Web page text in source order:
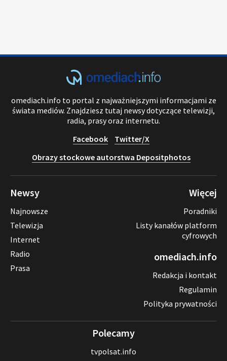
omediach.info to portal z najważniejszymi informacjami ze
świata mediów. Znajdziesz tutaj newsy dotyczące telewizji,
radia, prasy oraz internetu.
Facebook
Twitter/X
Obrazy stockowe autorstwa Depositphotos
Newsy
Najnowsze
Telewizja
Internet
Radio
Prasa
Więcej
Poradniki
Listy kanałów platform
cyfrowych
omediach.info
Redakcja i kontakt
Regulamin
Polityka prywatności
Polecamy
tvpolsat.info